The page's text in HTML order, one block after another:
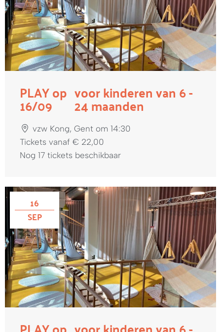
PLAY op
16/09
voor kinderen van 6 -
24 maanden
vzw Kong, Gent om 14:30
Tickets vanaf € 22,00
Nog 17 tickets beschikbaar
16
SEP